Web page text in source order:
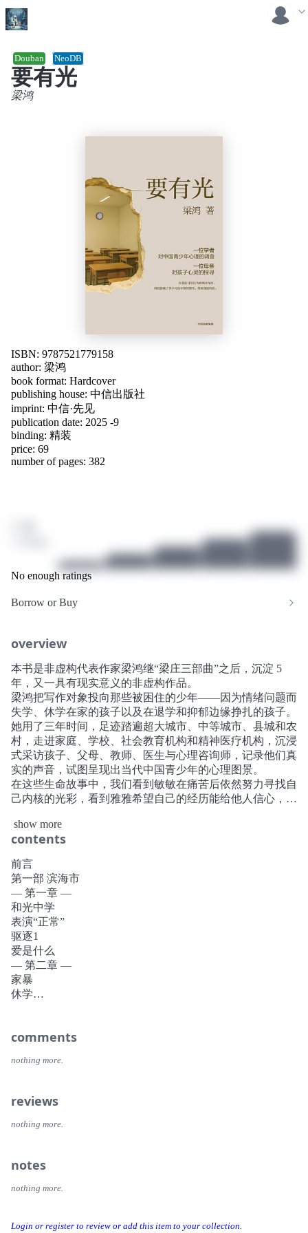
要有光
Douban NeoDB
Login or register to review or add this item to your collection.
ISBN: 9787521779158
author: 梁鸿
book format: Hardcover
publishing house: 中信出版社
imprint: 中信·先见
publication date: 2025 -9
binding: 精装
price: 69
number of pages: 382
No enough ratings
Borrow or Buy
梁鸿
overview
本书是非虚构代表作家梁鸿继“梁庄三部曲”之后，沉淀 5
年，又一具有现实意义的非虚构作品。
梁鸿把写作对象投向那些被困住的少年——因为情绪问题而
失学、休学在家的孩子以及在退学和抑郁边缘挣扎的孩子。
她用了三年时间，足迹踏遍超大城市、中等城市、县城和农
村，走进家庭、学校、社会教育机构和精神医疗机构，沉浸
式采访孩子、父母、教师、医生与心理咨询师，记录他们真
实的声音，试图呈现出当代中国青少年的心理图景。
在这些生命故事中，我们看到敏敏在痛苦后依然努力寻找自
己内核的光彩，看到雅雅希望自己的经历能给他人信心，看
互理解……这些都是真实而神圣的时刻，是生命因为理解和
关注而闪现的光亮。
《要有光》是一种追问：我们是否在日常的话语、表情与行
为中，制造了看不见的创伤？在文化与观念的深层，又有多
少习焉不察的惯性，正在背离我们对孩子的爱？
这本书写给孩子，也写给父母，以及生活在大地上的每一个
人。我们都需要勇气与希望，去倾听彼此的呼唤，去守护那
些努力走出泥淖、渴望春天的少年。
show more
contents
前言
第一部 滨海市
— 第一章 —
和光中学
表演“正常”
驱逐1
爱是什么
— 第二章 —
家暴
休学
— 第三章 —
轻与重
驱逐2
— 第四章 —
去你的，我会成功
— 第五章 —
生病的人在替我们受苦
comments
nothing more.
reviews
nothing more.
notes
nothing more.